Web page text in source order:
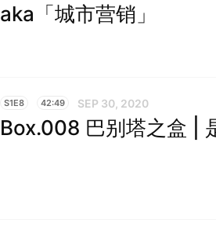
aka「城市营销」
S1E8 42:49 SEP 30, 2020
Box.008 巴别塔之盒 |